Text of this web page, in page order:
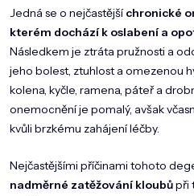
BLOG
Jedná se o nejčastějšíchronické
kterém dochází k oslabení a
Následkem je ztráta pružnosti a
jeho bolest, ztuhlost a omezenou
kolena, kyčle, ramena, páteř a
onemocnění je pomalý, avšak
kvůli brzkému zahájení léčby.
Nejčastějšími příčinami tohoto
nadměrné zatěžování kloubůpři